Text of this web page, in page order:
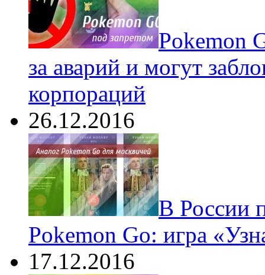
Pokеmon
за аварий и могут
корпораций
26.12.2016
В России
Pokemon Go: игра
17.12.2016